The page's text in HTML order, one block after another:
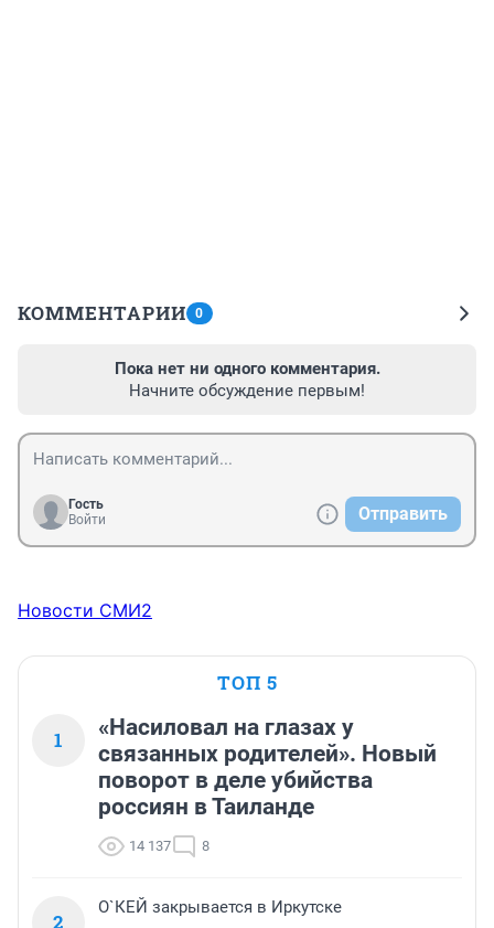
КОММЕНТАРИИ 0
Пока нет ни одного комментария.
Начните обсуждение первым!
Гость
Войти
Отправить
Новости СМИ2
ТОП 5
1
«Насиловал на глазах у
связанных родителей». Новый
поворот в деле убийства
россиян в Таиланде
14 137 8
2
О`КЕЙ закрывается в Иркутске